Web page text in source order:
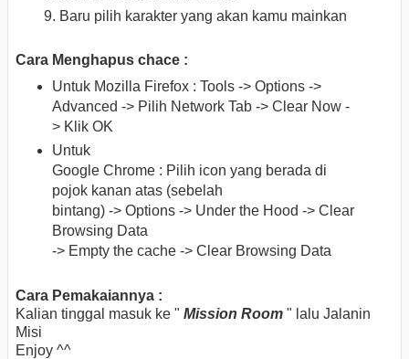
Baru pilih karakter yang akan kamu mainkan
Cara Menghapus chace :
Untuk Mozilla Firefox : Tools -> Options ->
Advanced -> Pilih Network Tab -> Clear Now -
> Klik OK
Untuk
Google Chrome : Pilih icon yang berada di
pojok kanan atas (sebelah
bintang) -> Options -> Under the Hood -> Clear
Browsing Data
-> Empty the cache -> Clear Browsing Data
Cara Pemakaiannya :
Kalian tinggal masuk ke " Mission Room " lalu Jalanin
Misi
Enjoy ^^